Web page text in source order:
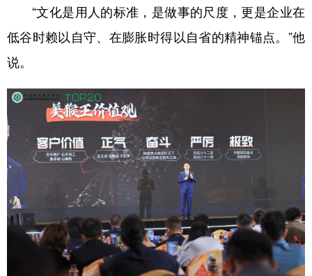
“文化是用人的标准，是做事的尺度，更是企业在
低谷时赖以自守、在膨胀时得以自省的精神锚点。”他
说。